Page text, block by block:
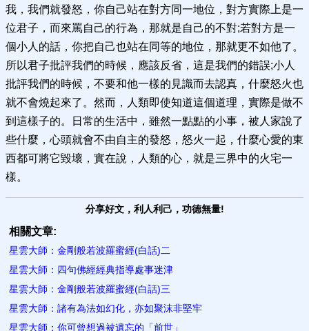
我，我們就發怒，你自己站在對方同一地位，對方實際上是一
位君子，而來罵自己的行為，那就是自己的不對;若對方是一
個小人的話，你把自己也站在同等的地位，那就更不如他了。
所以君子批評我們的時候，應該反省，這是我們的錯誤;小人
批評我們的時候，不要和他一樣的見識而去認真，什麼怒火也
就不會燒起來了。然而，人類即使知道這個道理，實際是做不
到這樣子的。日常的生活中，雖然一點點的小事，被人家說了
些什麼，心頭就會不由自主的發怒，怒火一起，什麼心愛的東
西都可將它毀壞，實在說，人類的心，就是三界中的火宅一
樣。
分享好文，利人利己，功德無量!
相關文章:
星雲大師：金剛般若波羅蜜經(白話)二
星雲大師：四句佛經經典指導處事迷津
星雲大師：金剛般若波羅蜜經(白話)三
星雲大師：諸有為法如幻化，亦如聚沫非堅牢
星雲大師：你可曾想過​被遺忘的「前世」